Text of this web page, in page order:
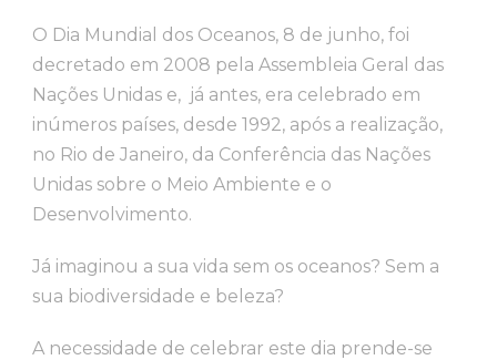
O Dia Mundial dos Oceanos, 8 de junho, foi
decretado em 2008 pela Assembleia Geral das
Nações Unidas e, já antes, era celebrado em
inúmeros países, desde 1992, após a realização,
no Rio de Janeiro, da Conferência das Nações
Unidas sobre o Meio Ambiente e o
Desenvolvimento.
Já imaginou a sua vida sem os oceanos? Sem a
sua biodiversidade e beleza?
A necessidade de celebrar este dia prende-se